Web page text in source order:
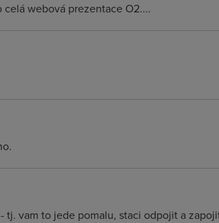
webová prezentace O2....
tj. vam to jede pomalu, staci odpojit a